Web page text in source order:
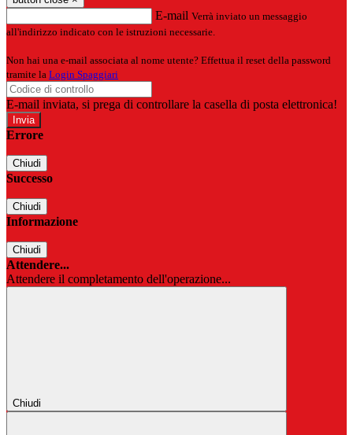
E-mail Verrà inviato un messaggio
all'indirizzo indicato con le istruzioni necessarie.
Non hai una e-mail associata al nome utente? Effettua il reset della password
tramite la Login Spaggiari
E-mail inviata, si prega di controllare la casella di posta elettronica!
Errore
Chiudi
Successo
Chiudi
Informazione
Chiudi
Attendere...
Attendere il completamento dell'operazione...
Chiudi